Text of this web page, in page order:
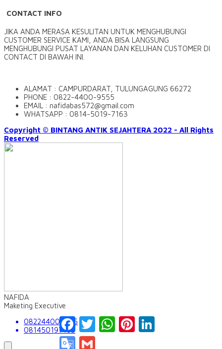
CONTACT INFO
JIKA ANDA MERASA KESULITAN UNTUK MENGHUBUNGI
CUSTOMER SERVICE KAMI, ANDA BISA LANGSUNG
MENGHUBUNGI PUSAT LAYANAN DAN KELUHAN CUSTOMER DI
CONTACT DI BAWAH INI.
ALAMAT : CAMPURDARAT, TULUNGAGUNG 66272
PHONE : 0822-4400-9555
EMAIL : nafidabas572@gmail.com
WHATSAPP : 0814-5019-7163
Copyright © BINTANG ANTIK SEJAHTERA 2022 - All Rights
Reserved
NAFIDA
Maketing Executive
082244009555
081450197163
FacebookTwitterWhatsAppPinterest
Google